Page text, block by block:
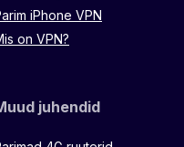
iPhone VPN
on VPN?
juhendid